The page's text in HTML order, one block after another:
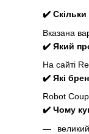
✔️ Скільки
Вказана
✔️ Який
На сайті
✔️ Які
Robot
✔️ Чому